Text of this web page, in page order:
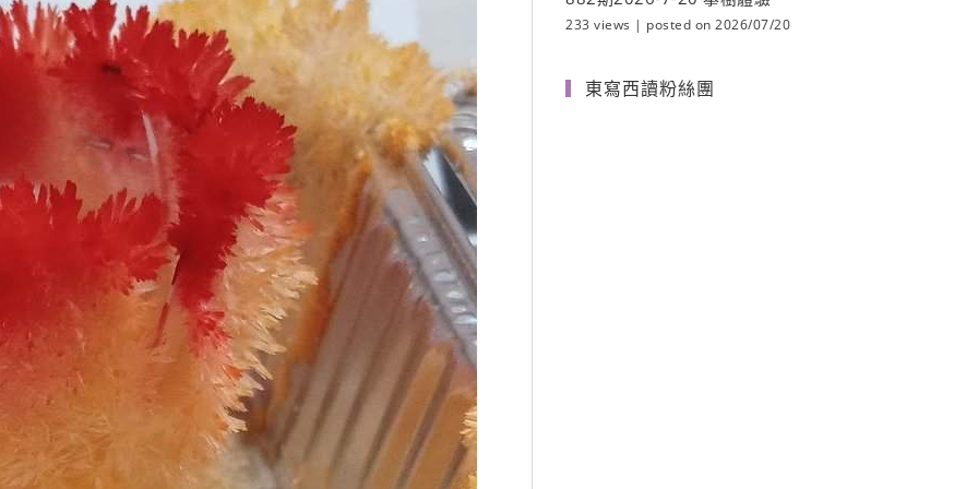
233 views | posted on 2026/07/20
東寫西讀粉絲團